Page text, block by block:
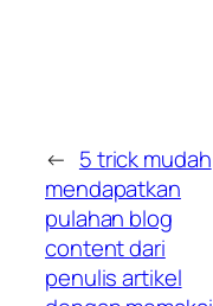
← 5 trick mudah
mendapatkan
pulahan blog
content dari
penulis artikel